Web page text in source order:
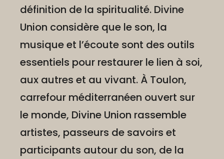
définition de la spiritualité. Divine
Union considère que le son, la
musique et l’écoute sont des outils
essentiels pour restaurer le lien à soi,
aux autres et au vivant. À Toulon,
carrefour méditerranéen ouvert sur
le monde, Divine Union rassemble
artistes, passeurs de savoirs et
participants autour du son, de la